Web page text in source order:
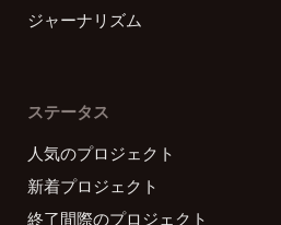
ジャーナリズム
ステータス
人気のプロジェクト
新着プロジェクト
終了間際のプロジェクト